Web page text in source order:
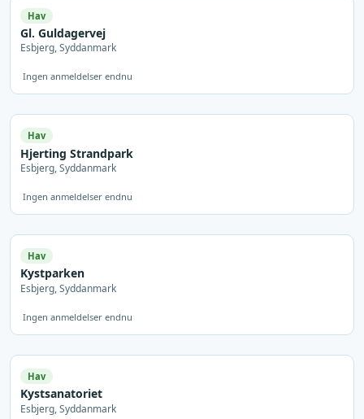
Hav
Gl. Guldagervej
Esbjerg, Syddanmark
Ingen anmeldelser endnu
Hav
Hjerting Strandpark
Esbjerg, Syddanmark
Ingen anmeldelser endnu
Hav
Kystparken
Esbjerg, Syddanmark
Ingen anmeldelser endnu
Hav
Kystsanatoriet
Esbjerg, Syddanmark